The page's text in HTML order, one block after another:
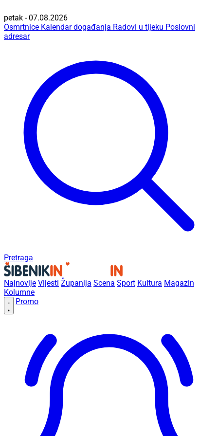
petak - 07.08.2026
Osmrtnice Kalendar događanja Radovi u tijeku Poslovni
adresar
Pretraga
Najnovije Vijesti Županija Scena Sport Kultura Magazin
Kolumne
Promo